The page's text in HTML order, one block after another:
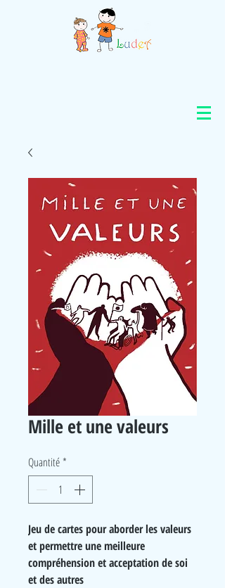
Mille et une valeurs
Quantité *
Jeu de cartes pour aborder les valeurs
et permettre une meilleure
compréhension et acceptation de soi
et des autres